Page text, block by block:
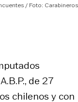
/ Foto: Carabineros
de 27
chilenos y con